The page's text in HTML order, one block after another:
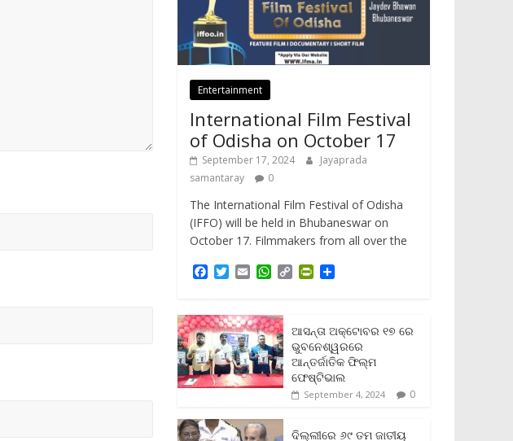
Entertainment
International Film Festival
of Odisha on October 17
September 17, 2024
Jayaprada
samantaray
0
The International Film Festival of Odisha
(IFFO) will be held in Bhubaneswar on
October 17. Filmmakers from all over the
e
b
o
o
k
T
t
t
e
r
E
i
l
W
t
s
A
p
p
C
L
i
n
k
P
t
F
r
i
e
n
l
e
ଆସନ୍ତା ଅକ୍ଟୋବର ୧୭ ରେ
ଭୁବନେଶ୍ୱରରେ
ଆନ୍ତର୍ଜାତିକ ଫିଲ୍ମ
ଫେଷ୍ଟିଭାଲ
September 4, 2024 0
ଦିଲ୍ଲୀରେ ୬୯ ତମ ଜାତୀୟ